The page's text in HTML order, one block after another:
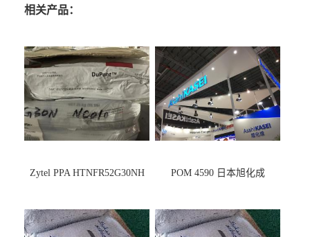
相关产品：
Zytel PPA HTNFR52G30NH POM 4590 日本旭化成